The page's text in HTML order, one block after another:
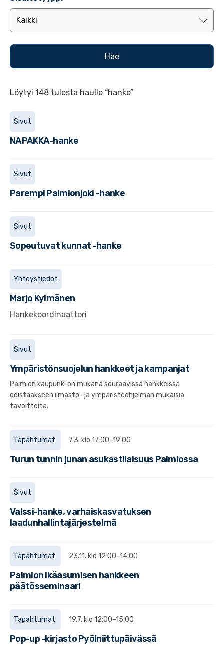
Löytyi 148 tulosta haulle “hanke”
Sivut
NAPAKKA-hanke
Sivut
Parempi Paimionjoki -hanke
Sivut
Sopeutuvat kunnat -hanke
Yhteystiedot
Marjo Kylmänen
Hankekoordinaattori
Sivut
Ympäristönsuojelun hankkeet ja kampanjat
Paimion kaupunki on mukana seuraavissa hankkeissa
edistääkseen ilmasto- ja ympäristöohjelman mukaisia
tavoitteita.
Tapahtumat 7.3. klo 17:00–19:00
Turun tunnin junan asukastilaisuus Paimiossa
Sivut
Valssi-hanke, varhaiskasvatuksen
laadunhallintajärjestelmä
Tapahtumat 23.11. klo 12:00–14:00
Paimion Ikäasumisen hankkeen
päätösseminaari
Tapahtumat 19.7. klo 12:00–15:00
Pop-up -kirjasto Pyölniittupäivässä